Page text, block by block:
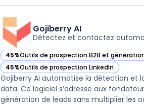
Gojiberry AI
Détectez et contactez
45%Outils de prospection B2B et
— voir Gojiberry AI dans cette catégorie
45%Outils de prospection LinkedIn
— voir Gojiberry AI dans cette catégorie
Gojiberry AI automatise la détection et
data. Ce logiciel s’adresse aux
génération de leads sans multiplier les